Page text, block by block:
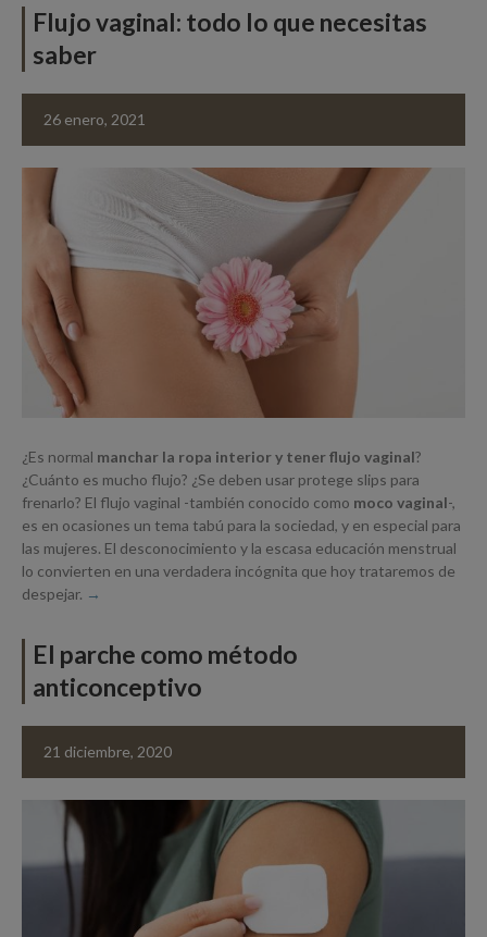
Flujo vaginal: todo lo que necesitas
saber
26 enero, 2021
¿Es normal manchar la ropa interior y tener flujo vaginal?
¿Cuánto es mucho flujo? ¿Se deben usar protege slips para
frenarlo? El flujo vaginal -también conocido como moco vaginal-,
es en ocasiones un tema tabú para la sociedad, y en especial para
las mujeres. El desconocimiento y la escasa educación menstrual
lo convierten en una verdadera incógnita que hoy trataremos de
despejar.
El parche como método
anticonceptivo
21 diciembre, 2020